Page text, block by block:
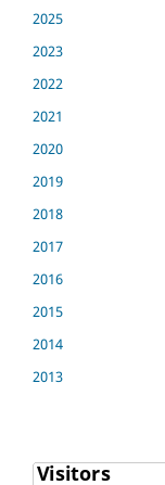
2025
2023
2022
2021
2020
2019
2018
2017
2016
2015
2014
2013